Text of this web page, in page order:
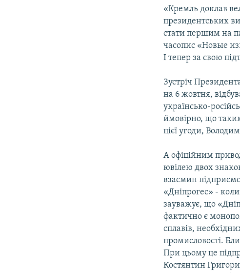
«Кремль доклав
президентських
стати першим на
часопис «Новые
І тепер за свою
Зустріч
на 6 жовтня,
українсько-
ймовірно, що
цієї угоди,
А офіційним
ювілею двох
взаємин
«Дніпрогес» -
зауважує, що
фактично є
сплавів,
промисловості.
При цьому це
Костянтин